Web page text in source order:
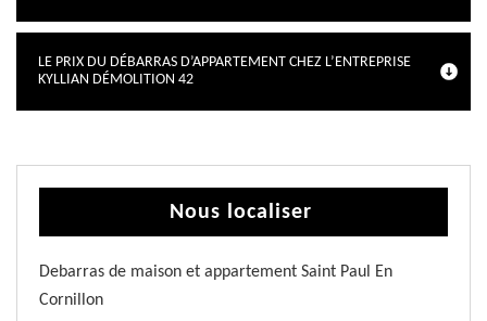
LE PRIX DU DÉBARRAS D’APPARTEMENT CHEZ L’ENTREPRISE
KYLLIAN DÉMOLITION 42
Nous localiser
Debarras de maison et appartement Saint Paul En
Cornillon